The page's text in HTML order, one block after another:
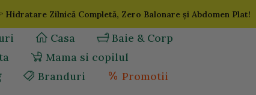
Hidratare Zilnică Completă, Zero Balonare și Abdomen Plat!
Casa
Baie & Corp
Mama si copilul
Branduri
Promotii